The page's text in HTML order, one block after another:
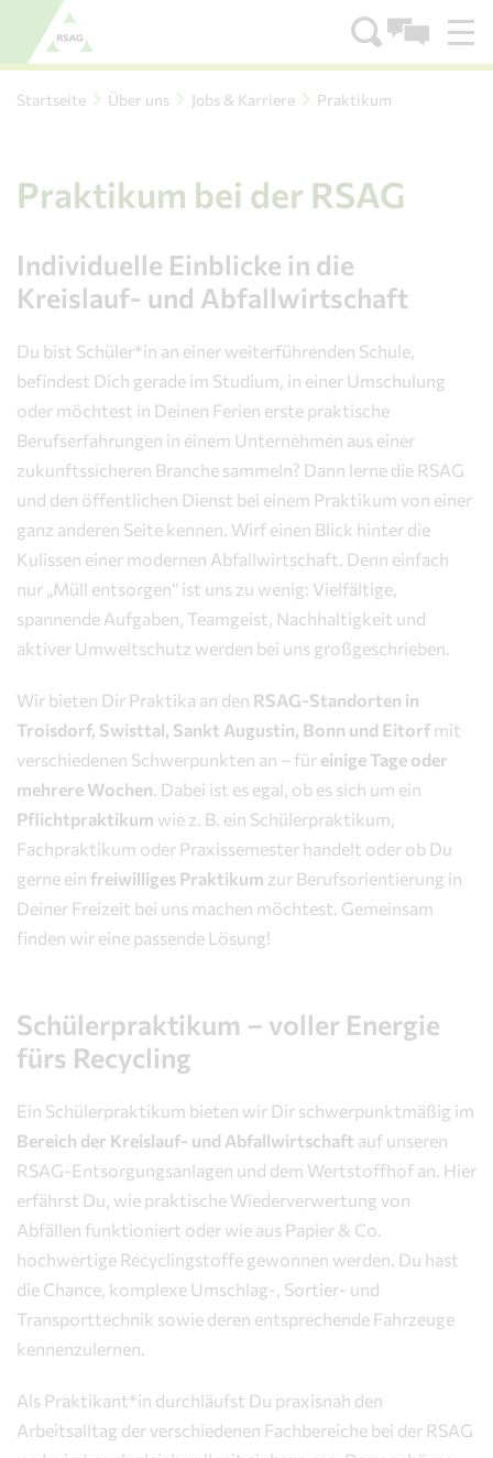
Zum Menü
Zum Inhalt
Startseite Über uns Jobs & Karriere Praktikum
Praktikum bei der RSAG
Individuelle Einblicke in die
Kreislauf- und Abfallwirtschaft
Du bist Schüler*in an einer weiterführenden Schule,
befindest Dich gerade im Studium, in einer Umschulung
oder möchtest in Deinen Ferien erste praktische
Berufserfahrungen in einem Unternehmen aus einer
zukunftssicheren Branche sammeln? Dann lerne die RSAG
und den öffentlichen Dienst bei einem Praktikum von einer
ganz anderen Seite kennen. Wirf einen Blick hinter die
Kulissen einer modernen Abfallwirtschaft. Denn einfach
nur „Müll entsorgen“ ist uns zu wenig: Vielfältige,
spannende Aufgaben, Teamgeist, Nachhaltigkeit und
aktiver Umweltschutz werden bei uns großgeschrieben.
Wir bieten Dir Praktika an den RSAG-Standorten in
Troisdorf, Swisttal, Sankt Augustin, Bonn und Eitorf mit
verschiedenen Schwerpunkten an – für einige Tage oder
mehrere Wochen. Dabei ist es egal, ob es sich um ein
Pflichtpraktikum wie z. B. ein Schülerpraktikum,
Fachpraktikum oder Praxissemester handelt oder ob Du
gerne ein freiwilliges Praktikum zur Berufsorientierung in
Deiner Freizeit bei uns machen möchtest. Gemeinsam
finden wir eine passende Lösung!
Schülerpraktikum – voller Energie
fürs Recycling
Ein Schülerpraktikum bieten wir Dir schwerpunktmäßig im
Bereich der Kreislauf- und Abfallwirtschaft auf unseren
RSAG-Entsorgungsanlagen und dem Wertstoffhof an. Hier
erfährst Du, wie praktische Wiederverwertung von
Abfällen funktioniert oder wie aus Papier & Co.
hochwertige Recyclingstoffe gewonnen werden. Du hast
die Chance, komplexe Umschlag-, Sortier- und
Transporttechnik sowie deren entsprechende Fahrzeuge
kennenzulernen.
Als Praktikant*in durchläufst Du praxisnah den
Arbeitsalltag der verschiedenen Fachbereiche bei der RSAG